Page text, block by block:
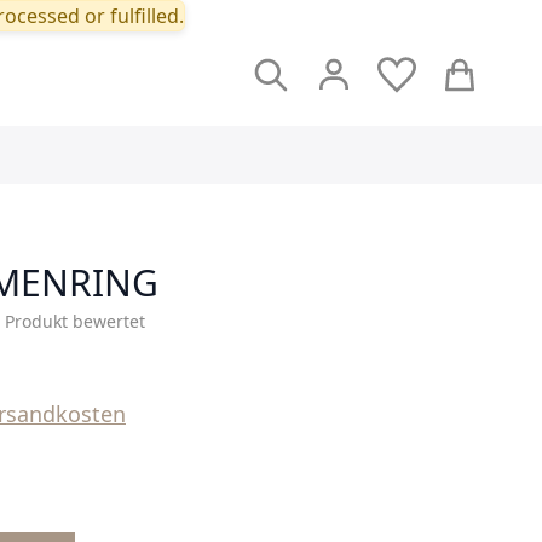
or fulfilled.
Suche
Cart
Produkt bewertet